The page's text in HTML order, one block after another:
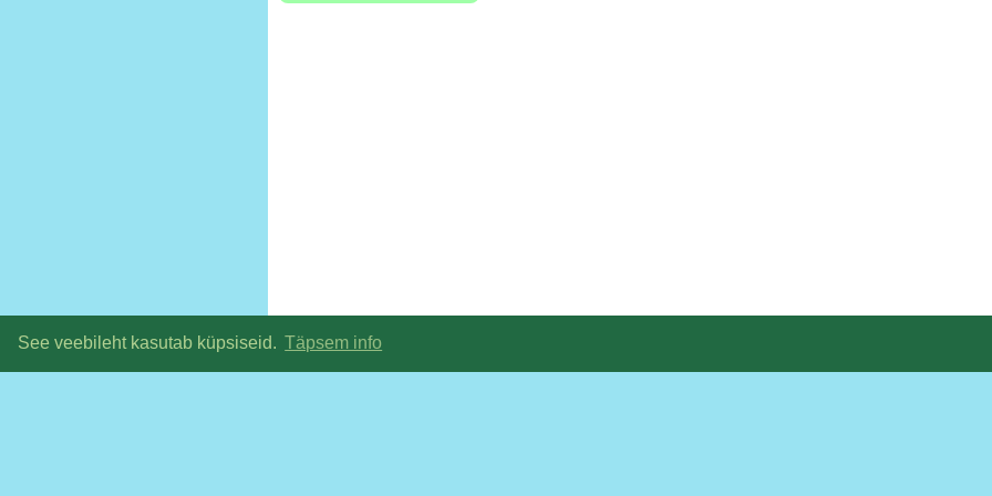
See veebileht kasutab küpsiseid. Täpsem info